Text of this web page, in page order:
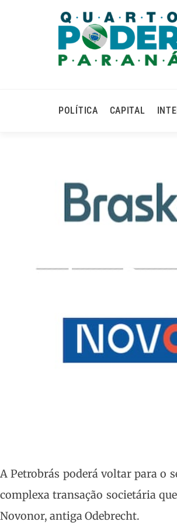
POLÍTICA CAPITAL
Governo
Braskem
A Petrobrás poderá voltar para o
complexa transação societária
Novonor, antiga Odebrecht.